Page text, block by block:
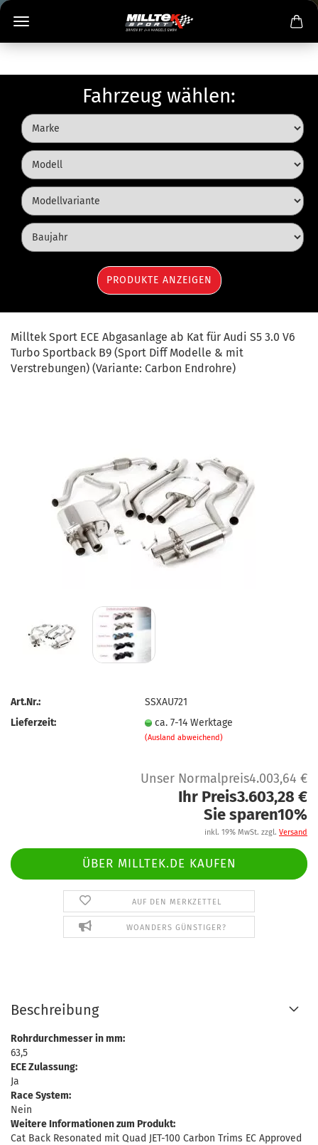
Fahrzeug wählen:
Milltek Sport ECE Abgasanlage ab Kat für Audi S5 3.0 V6
Turbo Sportback B9 (Sport Diff Modelle & mit
Verstrebungen) (Variante: Carbon Endrohre)
Art.Nr.:
SSXAU721
Lieferzeit:
ca. 7-14 Werktage
(Ausland abweichend)
Unser Normalpreis4.003,64 €
Ihr Preis3.603,28 €
Sie sparen10%
inkl. 19% MwSt. zzgl. Versand
ÜBER MILLTEK.DE KAUFEN
AUF DEN MERKZETTEL
WOANDERS GÜNSTIGER?
Beschreibung
Rohrdurchmesser in mm:
63,5
ECE Zulassung:
Ja
Race System:
Nein
Weitere Informationen zum Produkt:
Cat Back Resonated mit Quad JET-100 Carbon Trims EC Approved